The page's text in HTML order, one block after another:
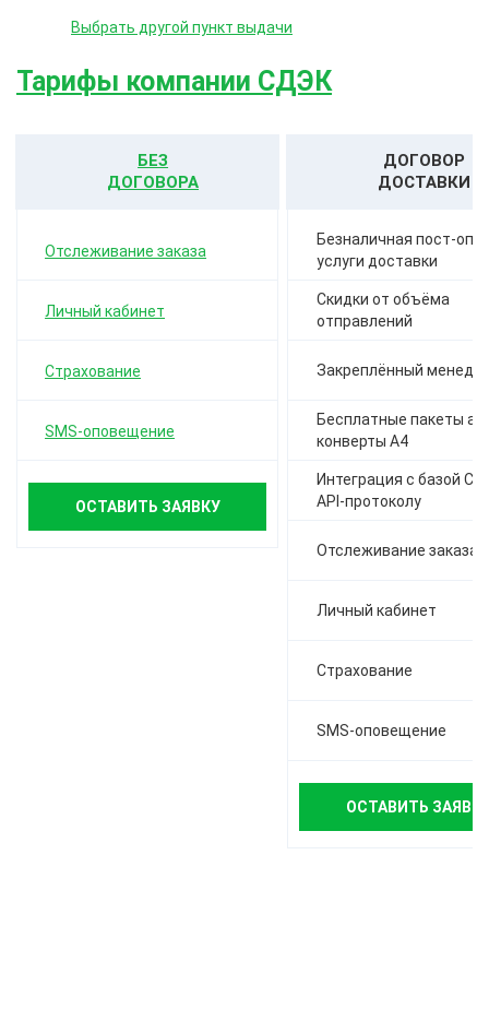
Выбрать другой пункт выдачи
Тарифы компании СДЭК
БЕЗ
ДОГОВОРА
Отслеживание заказа
Личный кабинет
Страхование
SMS-оповещение
ОСТАВИТЬ ЗАЯВКУ
ДОГОВОР
ДОСТАВКИ
Безналичная пост-
услуги доставки
Скидки от объёма
отправлений
Закреплённый
Бесплатные пакеты а-
конверты А4
Интеграция с базой
API-протоколу
Отслеживание заказа
Личный кабинет
Страхование
SMS-оповещение
ОСТАВИТЬ